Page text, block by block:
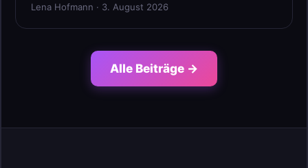
Lena Hofmann · 3. August 2026
Alle Beiträge →